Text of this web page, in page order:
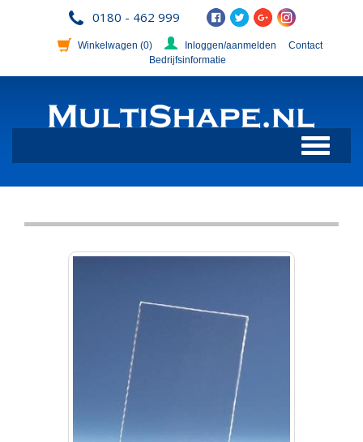
0180 - 462 999
Winkelwagen (0) Inloggen/aanmelden
Contact
Bedrijfsinformatie
Toggle
navigation